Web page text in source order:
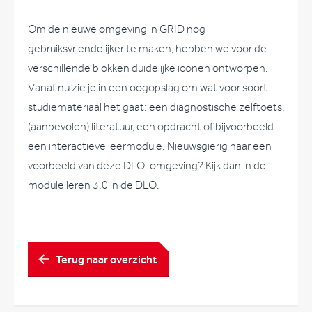
Om de nieuwe omgeving in GRID nog
gebruiksvriendelijker te maken, hebben we voor de
verschillende blokken duidelijke iconen ontworpen.
Vanaf nu zie je in een oogopslag om wat voor soort
studiemateriaal het gaat: een diagnostische zelftoets,
(aanbevolen) literatuur, een opdracht of bijvoorbeeld
een interactieve leermodule. Nieuwsgierig naar een
voorbeeld van deze DLO-omgeving? Kijk dan in de
module leren 3.0 in de DLO.
Terug naar overzicht